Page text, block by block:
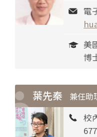
電
美
博
葉先秦 兼任助
校